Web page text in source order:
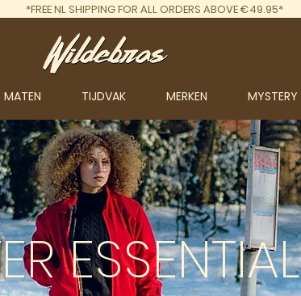
MATEN TIJDVAK MERKEN
*FREE NL SHIPPING FOR ALL ORDERS ABOVE €49.95*